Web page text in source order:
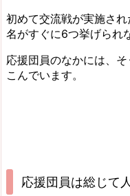
初めて交流戦が実施さ
名がすぐに6つ挙げられ
応援団員のなかには、
こんでいます。
応援団員は総じて